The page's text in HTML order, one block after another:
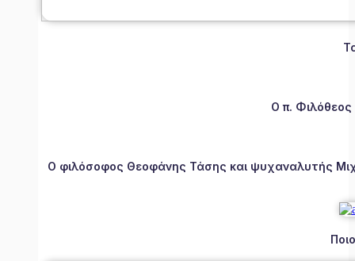
Ο π.
Ο φιλόσοφος Θεοφάνης Τάσης και ψυχαναλυτής